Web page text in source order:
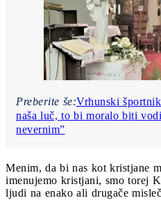
Preberite še:Vrhunski
naša luč, to bi moralo biti
nevernim”
Menim, da bi nas kot kristjane
imenujemo kristjani, smo torej
ljudi na enako ali drugače